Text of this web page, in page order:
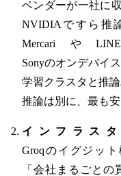
ベンダーが一社に
NVIDIAですら推
Mercariや
Sonyのオンデバイ
学習クラスタと推
推論は別に、最も安
インフラス
Groqのイグジッ
「会社まるごと